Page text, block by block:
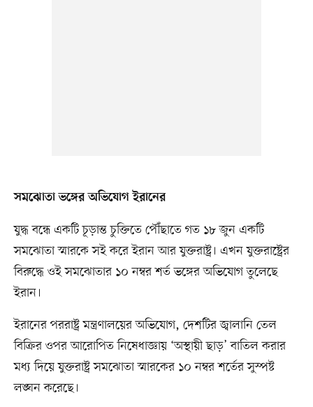
সমঝোতা ভঙ্গের অভিযোগ ইরানের
যুদ্ধ বন্ধে একটি চূড়ান্ত চুক্তিতে পৌঁছাতে গত ১৮ জুন একটি
সমঝোতা স্মারকে সই করে ইরান আর যুক্তরাষ্ট্র। এখন যুক্তরাষ্ট্রের
বিরুদ্ধে ওই সমঝোতার ১০ নম্বর শর্ত ভঙ্গের অভিযোগ তুলেছে
ইরান।
ইরানের পররাষ্ট্র মন্ত্রণালয়ের অভিযোগ, দেশটির জ্বালানি তেল
বিক্রির ওপর আরোপিত নিষেধাজ্ঞায় ‘অস্থায়ী ছাড়’ বাতিল করার
মধ্য দিয়ে যুক্তরাষ্ট্র সমঝোতা স্মারকের ১০ নম্বর শর্তের সুস্পষ্ট
লঙ্ঘন করেছে।